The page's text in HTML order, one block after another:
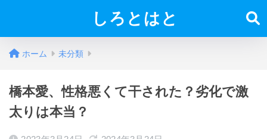
しろとはと
ホーム 未分類
橋本愛、性格悪くて干された？劣化で激
太りは本当？